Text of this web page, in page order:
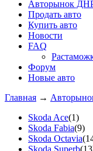
Авторынок
Продать авто
Купить авто
Новости
FAQ
Форум
Новые авто
Главная →
Skoda Ace(1)
Skoda Fabia(9)
Skoda Octavia
Skoda Superb